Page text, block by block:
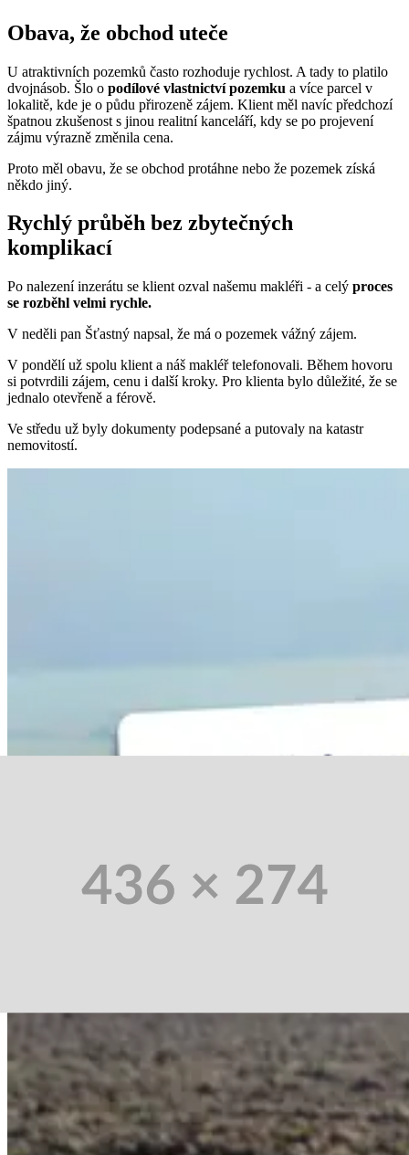
Obava, že obchod uteče
U atraktivních pozemků často rozhoduje rychlost. A tady to platilo
dvojnásob. Šlo o podílové vlastnictví pozemku a více parcel v
lokalitě, kde je o půdu přirozeně zájem. Klient měl navíc předchozí
špatnou zkušenost s jinou realitní kanceláří, kdy se po projevení
zájmu výrazně změnila cena.
Proto měl obavu, že se obchod protáhne nebo že pozemek získá
někdo jiný.
Rychlý průběh bez zbytečných
komplikací
Po nalezení inzerátu se klient ozval našemu makléři - a celý proces
se rozběhl velmi rychle.
V neděli pan Šťastný napsal, že má o pozemek vážný zájem.
V pondělí už spolu klient a náš makléř telefonovali. Během hovoru
si potvrdili zájem, cenu i další kroky. Pro klienta bylo důležité, že se
jednalo otevřeně a férově.
Ve středu už byly dokumenty podepsané a putovaly na katastr
nemovitostí.